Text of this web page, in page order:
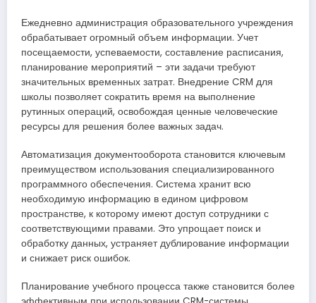
Ежедневно администрация образовательного учреждения
обрабатывает огромный объем информации. Учет
посещаемости, успеваемости, составление расписания,
планирование мероприятий – эти задачи требуют
значительных временных затрат. Внедрение CRM для
школы позволяет сократить время на выполнение
рутинных операций, освобождая ценные человеческие
ресурсы для решения более важных задач.
Автоматизация документооборота становится ключевым
преимуществом использования специализированного
программного обеспечения. Система хранит всю
необходимую информацию в едином цифровом
пространстве, к которому имеют доступ сотрудники с
соответствующими правами. Это упрощает поиск и
обработку данных, устраняет дублирование информации
и снижает риск ошибок.
Планирование учебного процесса также становится более